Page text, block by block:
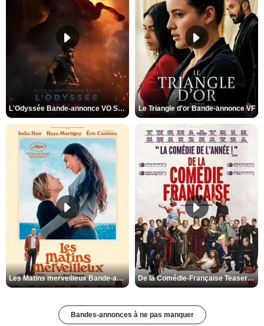
L'Odyssée Bande-annonce VO STFR Le Triangle d'or Bande-annonce VF
Les Matins merveilleux Bande-annonce VF De la Comédie-Française Teaser VF
Bandes-annonces à ne pas manquer